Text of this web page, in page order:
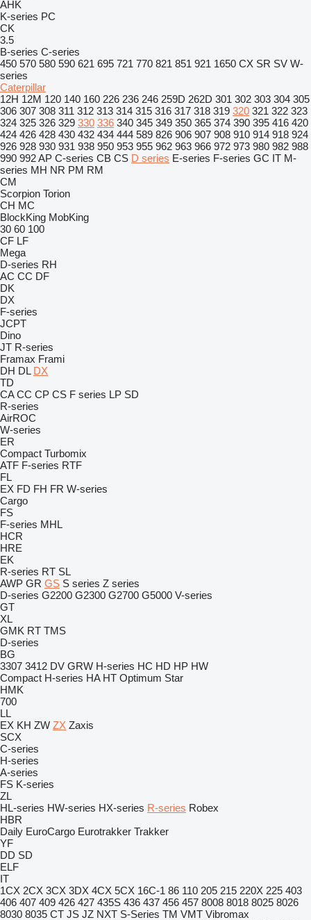
AHK
K-series PC
CK
3.5
B-series C-series
450 570 580 590 621 695 721 770 821 851 921 1650 CX SR SV W-
series
Caterpillar
12H 12M 120 140 160 226 236 246 259D 262D 301 302 303 304 305
306 307 308 311 312 313 314 315 316 317 318 319 320 321 322 323
324 325 326 329 330 336 340 345 349 350 365 374 390 395 416 420
424 426 428 430 432 434 444 589 826 906 907 908 910 914 918 924
926 928 930 931 938 950 953 955 962 963 966 972 973 980 982 988
990 992AP C-series CB CS D series E-series F-series GC IT M-
series MH NR PM RM
CM
Scorpion Torion
CH MC
BlockKing MobKing
30 60 100
CF LF
Mega
D-series RH
AC CC DF
DK
DX
F-series
JCPT
Dino
JT R-series
Framax Frami
DH DL DX
TD
CA CC CP CS F series LP SD
R-series
AirROC
W-series
ER
Compact Turbomix
ATF F-series RTF
FL
EX FD FH FR W-series
Cargo
FS
F-series MHL
HCR
HRE
EK
R-series RT SL
AWP GR GS S series Z series
D-series G2200 G2300 G2700 G5000 V-series
GT
XL
GMK RT TMS
D-series
BG
3307 3412 DV GRW H-series HC HD HP HW
Compact H-series HA HT Optimum Star
HMK
700
LL
EX KH ZW ZX Zaxis
SCX
C-series
H-series
A-series
FS K-series
ZL
HL-series HW-series HX-series R-series Robex
HBR
Daily EuroCargo Eurotrakker Trakker
YF
DD SD
ELF
IT
1CX 2CX 3CX 3DX 4CX 5CX 16C-1 86 110 205 215 220X 225 403
406 407 409 426 427 435S 436 437 456 457 8008 8018 8025 8026
8030 8035 CT JS JZ NXT S-Series TM VMT Vibromax